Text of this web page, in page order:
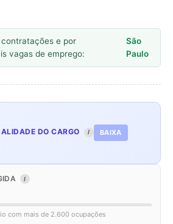
e por
vagas de emprego:
São
Paulo
DO CARGO I BAIXA
I
com mais de 2.600 ocupações